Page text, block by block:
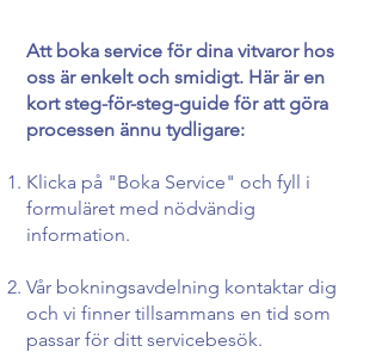
Att boka service för dina vitvaror hos
oss är enkelt och smidigt. Här är en
kort steg-för-steg-guide för att göra
processen ännu tydligare:
Klicka på "Boka Service" och fyll i
formuläret med nödvändig
information.
Vår bokningsavdelning kontaktar dig
och vi finner tillsammans en tid som
passar för ditt servicebesök.